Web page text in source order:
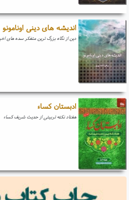
اندیشه های دینی اونامونو
دین از نگاه بزرگ ترین متفکر سده های
ادبستان کساء
هفتاد نکته تربیتی از حدیث شریف کساء